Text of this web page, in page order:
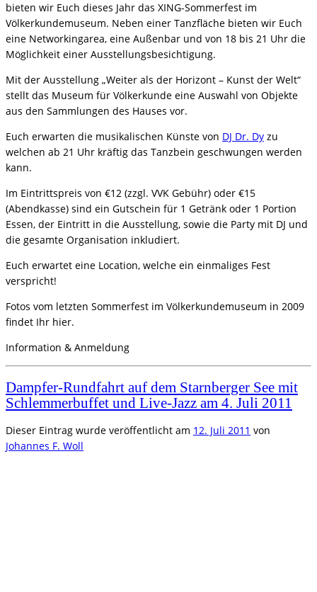
bieten wir Euch dieses Jahr das XING-Sommerfest im
Völkerkundemuseum. Neben einer Tanzfläche bieten wir Euch
eine Networkingarea, eine Außenbar und von 18 bis 21 Uhr die
Möglichkeit einer Ausstellungsbesichtigung.
Mit der Ausstellung „Weiter als der Horizont – Kunst der Welt“
stellt das Museum für Völkerkunde eine Auswahl von Objekte
aus den Sammlungen des Hauses vor.
Euch erwarten die musikalischen Künste von DJ Dr. Dy zu
welchen ab 21 Uhr kräftig das Tanzbein geschwungen werden
kann.
Im Eintrittspreis von €12 (zzgl. VVK Gebühr) oder €15
(Abendkasse) sind ein Gutschein für 1 Getränk oder 1 Portion
Essen, der Eintritt in die Ausstellung, sowie die Party mit DJ und
die gesamte Organisation inkludiert.
Euch erwartet eine Location, welche ein einmaliges Fest
verspricht!
Fotos vom letzten Sommerfest im Völkerkundemuseum in 2009
findet Ihr hier.
Information & Anmeldung
Dampfer-Rundfahrt auf dem Starnberger See mit
Schlemmerbuffet und Live-Jazz am 4. Juli 2011
Dieser Eintrag wurde veröffentlicht am 12. Juli 2011 von
Johannes F. Woll